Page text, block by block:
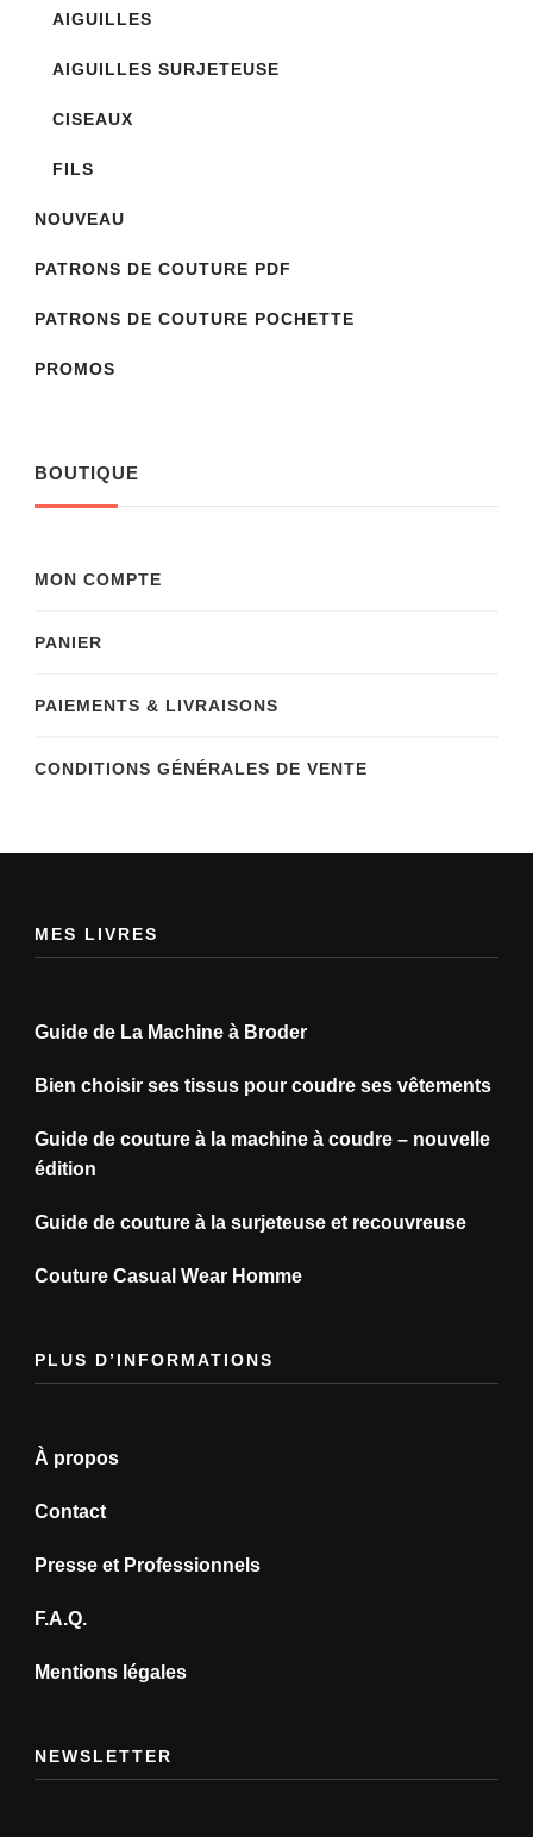
AIGUILLES
AIGUILLES SURJETEUSE
CISEAUX
FILS
NOUVEAU
PATRONS DE COUTURE PDF
PATRONS DE COUTURE POCHETTE
PROMOS
BOUTIQUE
MON COMPTE
PANIER
PAIEMENTS & LIVRAISONS
CONDITIONS GÉNÉRALES DE VENTE
MES LIVRES
Guide de La Machine à Broder
Bien choisir ses tissus pour coudre ses vêtements
Guide de couture à la machine à coudre – nouvelle
édition
Guide de couture à la surjeteuse et recouvreuse
Couture Casual Wear Homme
PLUS D’INFORMATIONS
À propos
Contact
Presse et Professionnels
F.A.Q.
Mentions légales
NEWSLETTER